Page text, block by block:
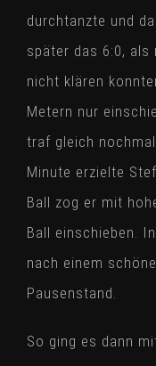
durchtanzte und
später das 6:0, als
nicht klären
Metern nur
traf gleich
Minute erzielte
Ball zog er mit
Ball einschieben.
nach einem
Pausenstand.
So ging es dann